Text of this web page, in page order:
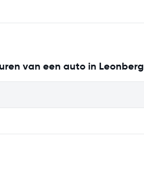
van een auto in Leonberg